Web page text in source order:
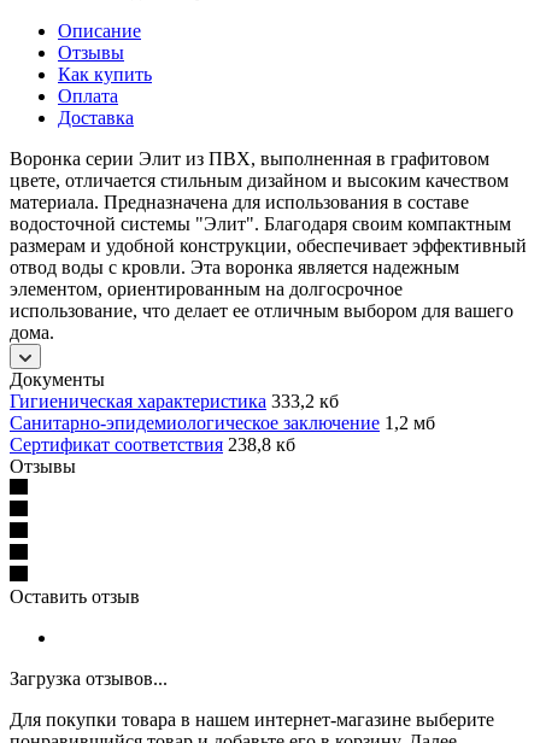
Описание
Отзывы
Как купить
Оплата
Доставка
Воронка серии Элит из ПВХ, выполненная в графитовом
цвете, отличается стильным дизайном и высоким качеством
материала. Предназначена для использования в составе
водосточной системы "Элит". Благодаря своим компактным
размерам и удобной конструкции, обеспечивает эффективный
отвод воды с кровли. Эта воронка является надежным
элементом, ориентированным на долгосрочное
использование, что делает ее отличным выбором для вашего
дома.
Документы
Гигиеническая характеристика 333,2 кб
Санитарно-эпидемиологическое заключение 1,2 мб
Сертификат соответствия 238,8 кб
Отзывы
Оставить отзыв
Загрузка отзывов...
Для покупки товара в нашем интернет-магазине выберите